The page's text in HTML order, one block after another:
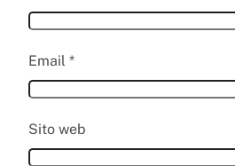
Email *
Sito web